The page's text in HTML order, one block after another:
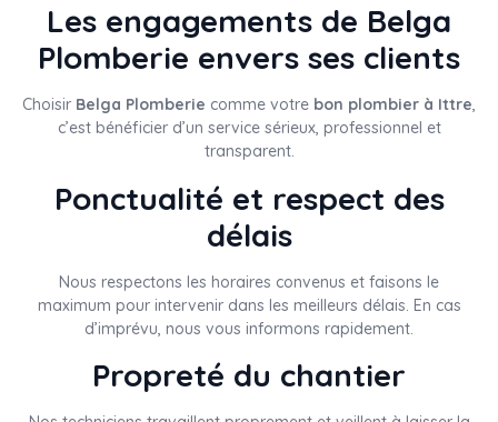
Les engagements de Belga
Plomberie envers ses clients
Choisir Belga Plomberie comme votre bon plombier à Ittre,
c’est bénéficier d’un service sérieux, professionnel et
transparent.
Ponctualité et respect des
délais
Nous respectons les horaires convenus et faisons le
maximum pour intervenir dans les meilleurs délais. En cas
d’imprévu, nous vous informons rapidement.
Propreté du chantier